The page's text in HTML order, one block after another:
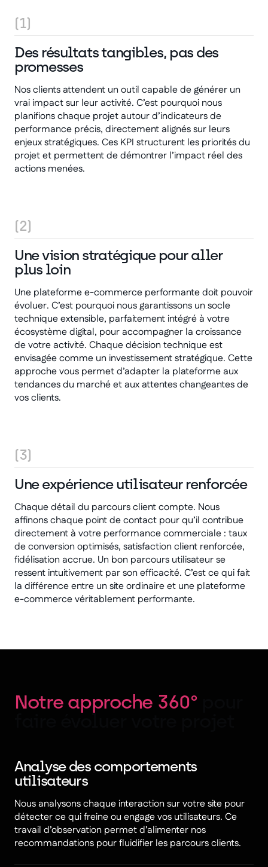
(1)
Des résultats tangibles, pas des
promesses
Nos clients attendent un outil capable de générer un
vrai impact sur leur activité. C’est pourquoi nous
planifions chaque projet autour d’indicateurs de
performance précis, directement alignés sur leurs
enjeux stratégiques. Ces KPI structurent les priorités du
projet et permettent de démontrer l’impact réel des
actions menées.
(2)
Une vision stratégique pour aller
plus loin
Une plateforme e-commerce performante doit pouvoir
évoluer. C’est pourquoi nous garantissons un socle
technique extensible, parfaitement intégré à votre
écosystème digital, pour accompagner la croissance
de votre activité. Chaque décision technique est
envisagée comme un investissement stratégique. Cette
approche vous permet d’adapter la plateforme aux
tendances du marché et aux attentes changeantes de
vos clients.
(3)
Une expérience utilisateur renforcée
Chaque détail du parcours client compte. Nous
affinons chaque point de contact pour qu’il contribue
directement à votre performance commerciale : taux
de conversion optimisés, satisfaction client renforcée,
fidélisation accrue. Un bon parcours utilisateur se
ressent intuitivement par son efficacité. C’est ce qui fait
la différence entre un site ordinaire et une plateforme
e-commerce véritablement performante.
Notre approche 360°pour
Analyse des comportements
utilisateurs
Nous analysons chaque interaction sur votre site pour
détecter ce qui freine ou engage vos utilisateurs. Ce
travail d’observation permet d’alimenter nos
recommandations pour fluidifier les parcours clients.